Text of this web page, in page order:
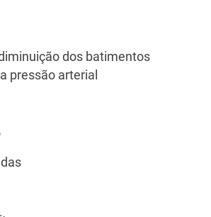
dos batimentos
pressão arterial